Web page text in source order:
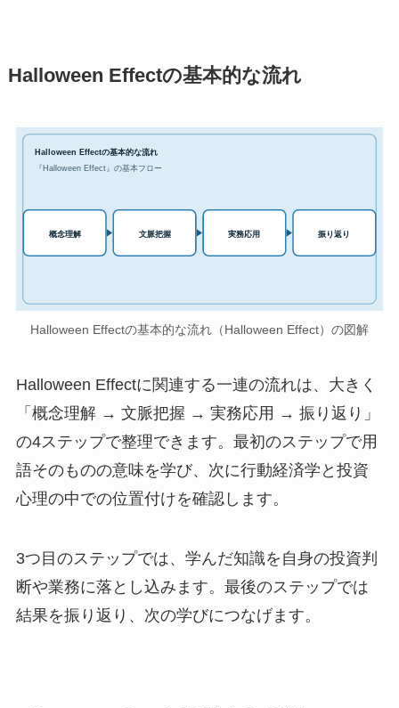
Halloween Effectの基本的な流れ
Halloween Effectの基本的な流れ
『Halloween Effect』の基本フロー
概念理解 文脈把握 実務応用 振り返り
Halloween Effectの基本的な流れ（Halloween Effect）の図解
Halloween Effectに関連する一連の流れは、大きく
「概念理解 → 文脈把握 → 実務応用 → 振り返り」
の4ステップで整理できます。最初のステップで用
語そのものの意味を学び、次に行動経済学と投資
心理の中での位置付けを確認します。
3つ目のステップでは、学んだ知識を自身の投資判
断や業務に落とし込みます。最後のステップでは
結果を振り返り、次の学びにつなげます。